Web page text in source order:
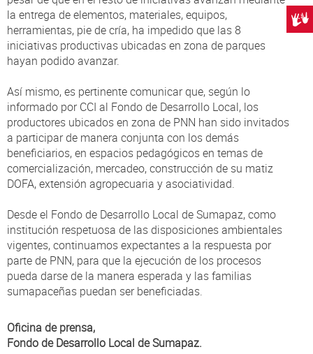
la entrega de elementos, materiales, equipos,
herramientas, pie de cría, ha impedido que las 8
iniciativas productivas ubicadas en zona de parques
hayan podido avanzar.
Así mismo, es pertinente comunicar que, según lo
informado por CCI al Fondo de Desarrollo Local, los
productores ubicados en zona de PNN han sido invitados
a participar de manera conjunta con los demás
beneficiarios, en espacios pedagógicos en temas de
comercialización, mercadeo, construcción de su matiz
DOFA, extensión agropecuaria y asociatividad.
Desde el Fondo de Desarrollo Local de Sumapaz, como
institución respetuosa de las disposiciones ambientales
vigentes, continuamos expectantes a la respuesta por
parte de PNN, para que la ejecución de los procesos
pueda darse de la manera esperada y las familias
sumapaceñas puedan ser beneficiadas.
Oficina de prensa,
Fondo de Desarrollo Local de Sumapaz.